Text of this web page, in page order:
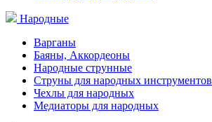
Народные
Варганы
Баяны, Аккордеоны
Народные струнные
Струны для народных инструментов
Чехлы для народных
Медиаторы для народных